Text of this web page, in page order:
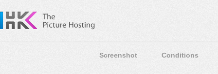
Screenshot Conditions